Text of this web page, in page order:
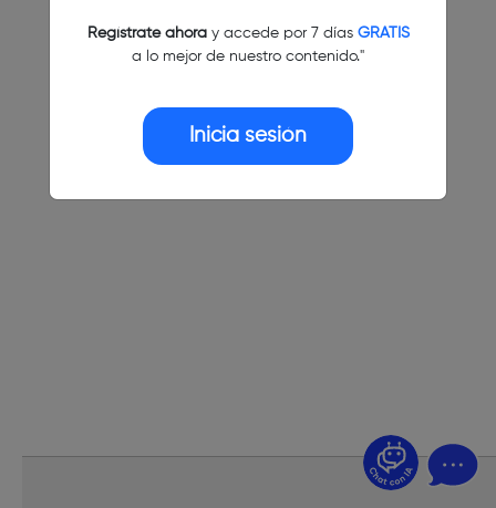
Regístrate ahoray accede por 7 días GRATIS
a lo mejor de nuestro contenido."
Inicia sesión